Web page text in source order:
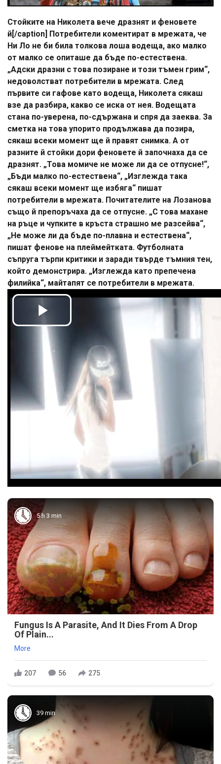
Стойките на Николета вече дразнят и феновете
й[/caption] Потребители коментират в мрежата, че
Ни Ло не би била толкова лоша водеща, ако малко
от малко се опиташе да бъде по-естествена.
„Адски дразни с това позиране и този тъмен грим“,
недоволстват потребители в мрежата. След
първите си гафове като водеща, Николета сякаш
взе да разбира, какво се иска от нея. Водещата
стана по-уверена, по-сдържана и спря да заеква. За
сметка на това упорито продължава да позира,
сякаш всеки момент ще й правят снимка. А от
разните й стойки дори феновете й започнаха да се
дразнят. „Това момиче не може ли да се отпусне!“,
„Бъди малко по-естествена“, „Изглежда така
сякаш всеки момент ще избяга“ пишат
потребители в мрежата. Почитателите на Лозанова
също й препоръчаха да се отпусне. „С това махане
на ръце и чупките в кръста страшно ме разсейва“,
„Не може ли да бъде по-плавна и естествена“,
пишат фенове на плеймейтката. Футболната
съпруга търпи критики и заради твърде тъмния тен,
който демонстрира. „Изглежда като препечена
филийка“, майтапят се потребители в мрежата.
5 h 3 min
Fungus Is A Parasite, And It Dies From A Drop
Of Plain...
More
207 56 275
39 min